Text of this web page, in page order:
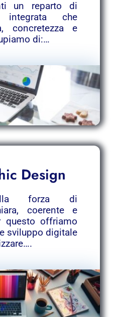
un reparto di
integrata che
concretezza e
di:…
Design
forza di
coerente e
questo offriamo
sviluppo digitale